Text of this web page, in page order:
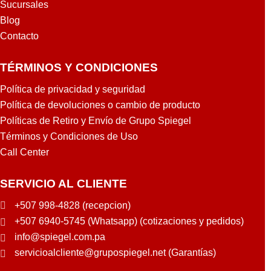
Sucursales
Blog
Contacto
TÉRMINOS Y CONDICIONES
Política de privacidad y seguridad
Política de devoluciones o cambio de producto
Políticas de Retiro y Envío de Grupo Spiegel
Términos y Condiciones de Uso
Call Center
SERVICIO AL CLIENTE
+507 998-4828 (recepcion)
+507 6940-5745 (Whatsapp) (cotizaciones y pedidos)
info@spiegel.com.pa
servicioalcliente@grupospiegel.net (Garantías)